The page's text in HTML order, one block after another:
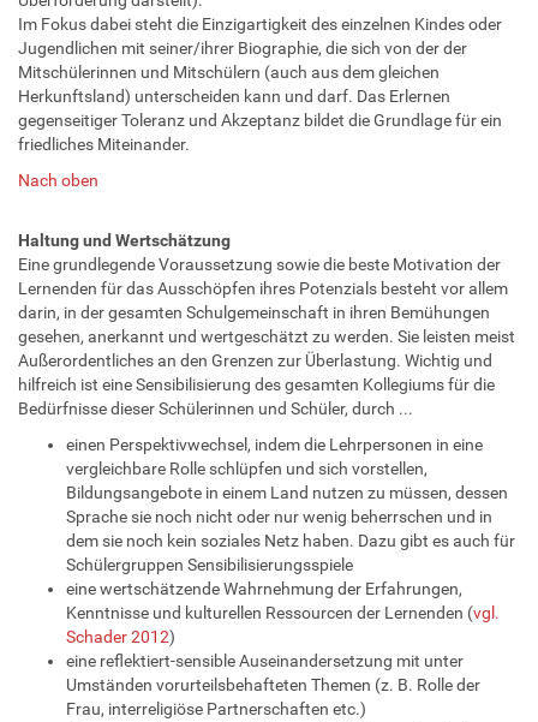
Im Fokus dabei steht die Einzigartigkeit des einzelnen Kindes oder
Jugendlichen mit seiner/ihrer Biographie, die sich von der der
Mitschülerinnen und Mitschülern (auch aus dem gleichen
Herkunftsland) unterscheiden kann und darf. Das Erlernen
gegenseitiger Toleranz und Akzeptanz bildet die Grundlage für ein
friedliches Miteinander.
Nach oben
Haltung und Wertschätzung
Eine grundlegende Voraussetzung sowie die beste Motivation der
Lernenden für das Ausschöpfen ihres Potenzials besteht vor allem
darin, in der gesamten Schulgemeinschaft in ihren Bemühungen
gesehen, anerkannt und wertgeschätzt zu werden. Sie leisten meist
Außerordentliches an den Grenzen zur Überlastung. Wichtig und
hilfreich ist eine Sensibilisierung des gesamten Kollegiums für die
Bedürfnisse dieser Schülerinnen und Schüler, durch ...
einen Perspektivwechsel, indem die Lehrpersonen in eine
vergleichbare Rolle schlüpfen und sich vorstellen,
Bildungsangebote in einem Land nutzen zu müssen, dessen
Sprache sie noch nicht oder nur wenig beherrschen und in
dem sie noch kein soziales Netz haben. Dazu gibt es auch für
Schülergruppen Sensibilisierungsspiele
eine wertschätzende Wahrnehmung der Erfahrungen,
Kenntnisse und kulturellen Ressourcen der Lernenden (vgl.
Schader 2012)
eine reflektiert-sensible Auseinandersetzung mit unter
Umständen vorurteilsbehafteten Themen (z. B. Rolle der
Frau, interreligiöse Partnerschaften etc.)